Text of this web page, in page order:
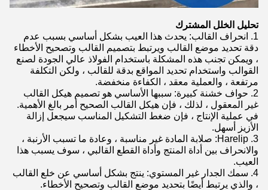
تحليل الخلل المشترك
1. انحراف القالب: يحدث هذا العيب بشكل أساسي بسبب عدم
دقة تحديد موضع القالب ويرتبط بتصميم القالب وتصحيح الأخطاء
، ويمكن تجنب هذه المشكلة باستخدام الفولاذ عالي الجودة لصنع
القوالب واستخدام تحديد المواقع بدقة للقالب ، ولكن التكلفة
مرتفعة ، والعملية معقد ، الكفاءة منخفضة.
2. حواف خشنة كبيرة: سببها الأساسي هو تصميم هيكل القالب
غير المعقول ، لذلك ، فإن هيكل القالب الصحيح أمر بالغ الأهمية.
في عملية الإنتاج ، فإن ضغط التشكيل المناسب سيجعل إزالة
الأزيز أسهل.
3. Harelip: صلابة المادة غير مناسبة ، وعادة ما تسبب الأرنبة ،
والانحراف بين أداة المنتج وأداة القطع القالبي ، سوف يسبب هذا
العيب.
4. سمك الجدار غير المستوي: ينتج بشكل أساسي عن خلع القالب
، والذي يرتبط أيضًا بتحديد موضع القالب وتصحيح الأخطاء.